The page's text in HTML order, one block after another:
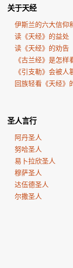
关于天经
伊斯兰的六大信仰
读《天经》的益处
读《天经》的劝告
《古兰经》是怎样
《引支勒》会被人
回族轻看《天经》
圣人言行
阿丹圣人
努哈圣人
易卜拉欣圣人
穆萨圣人
达伍德圣人
尔撒圣人